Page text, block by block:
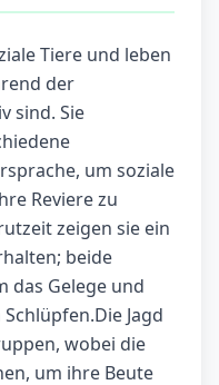
Tiere und leben
der
sind. Sie
um soziale
Reviere zu
zeigen sie ein
beide
das Gelege und
Jagd
wobei die
um ihre Beute